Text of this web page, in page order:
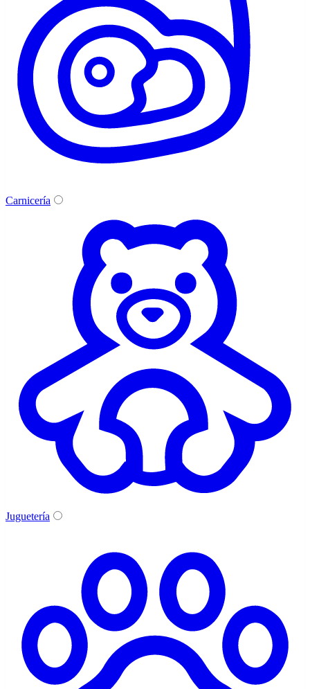
Carnicería
Juguetería